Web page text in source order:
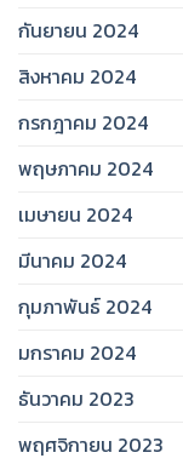
กันยายน 2024
สิงหาคม 2024
กรกฎาคม 2024
พฤษภาคม 2024
เมษายน 2024
มีนาคม 2024
กุมภาพันธ์ 2024
มกราคม 2024
ธันวาคม 2023
พฤศจิกายน 2023